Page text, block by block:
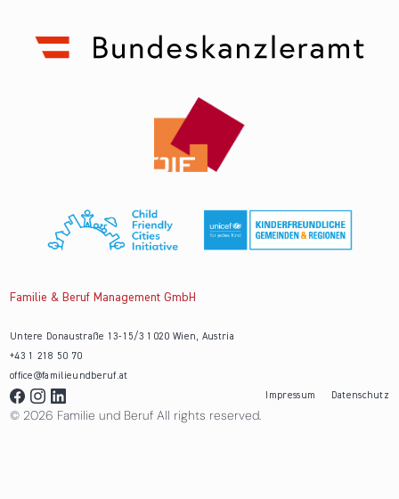
Familie & Beruf Management GmbH
Untere Donaustraße 13-15/3 1020 Wien, Austria
+43 1 218 50 70
office@familieundberuf.at
Impressum
Datenschutz
© 2026 Familie und Beruf All rights reserved.